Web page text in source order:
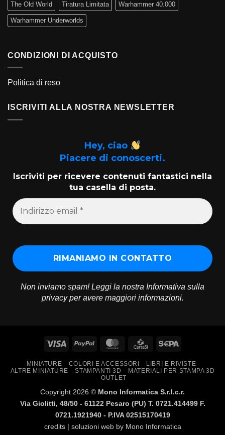
The Old World Tiratura Limitata Warhammer 40.000
Warhammer Underworlds
CONDIZIONI DI ACQUISTO
Politica di reso
ISCRIVITI ALLA NOSTRA NEWSLETTER
Hey, ciao
Piacere di conoscerti.
Iscriviti per ricevere contenuti fantastici nella
tua casella di posta.
Non inviamo spam! Leggi la nostra Informativa sulla
privacyper avere maggiori informazioni.
Visa PayPal MasterCardCartaSi
MINIATURE COLORI E ACCESSORI
LIBRI E RIVISTE
ALTRE MINIATURE
STAMPANTI 3D
MATERIALI PER STAMPA 3D
OUTLET
Copyright 2026 © Mono Informatica S.r.l.c.r.
Via Giolitti, 48/50 - 61122 Pesaro (PU) T. 0721.414499 F.
0721.1921940 - P.IVA 02515170419
credits | soluzioni web by Mono Informatica